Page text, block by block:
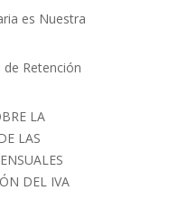
es Nuestra
Retención
LA
LAS
DEL IVA